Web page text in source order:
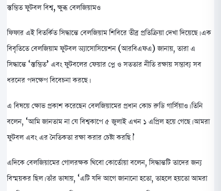
স্তম্ভিত ফুটবল বিশ্ব, ক্ষুব্ধ বেলজিয়ামও
ফিফার এই বিতর্কিত সিদ্ধান্তে বেলজিয়াম শিবিরে তীব্র প্রতিক্রিয়া দেখা দিয়েছে। এক
বিবৃতিতে বেলজিয়াম ফুটবল অ্যাসোসিয়েশন (আরবিএফএ) জানায়, তারা এ
সিদ্ধান্তে ‘স্তম্ভিত’ এবং ফুটবলের ফেয়ার প্লে ও সততার নীতি রক্ষায় সম্ভাব্য সব
ধরনের পদক্ষেপ বিবেচনা করছে।
এ বিষয়ে ক্ষোভ প্রকাশ করেছেন বেলজিয়ামের প্রধান কোচ রুডি গার্সিয়াও। তিনি
বলেন, ‘আমি জানতাম না যে বিশ্বকাপে ৫ জুলাই এখন ১ এপ্রিল হয়ে গেছে। আমরা
ফুটবল এবং এর নৈতিকতা রক্ষা করার চেষ্টা করছি।’
এদিকে বেলজিয়ামের গোলরক্ষক থিবো কোর্তোয়া বলেন, সিদ্ধান্তটি তাদের জন্য
বিস্ময়কর ছিল। তাঁর ভাষায়, ‘এটি যদি আগে জানানো হতো, তাহলে হয়তো আমরা